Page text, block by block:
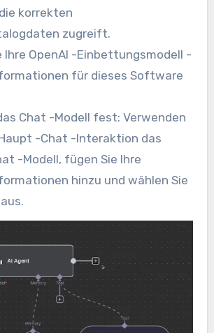
korrekten
zugreift.
Ihre OpenAI -Einbettungsmodell -
für dieses Software
Chat -Modell fest: Verwenden
-Chat -Interaktion das
-Modell, fügen Sie Ihre
hinzu und wählen Sie